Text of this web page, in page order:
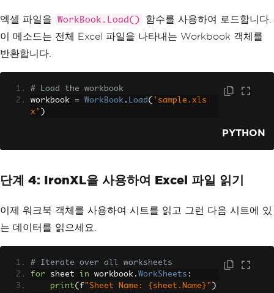
엑셀 파일을 WorkBook.Load()
함수를 사용하여 로드합니다.
이 메소드는 전체 Excel 파일을 나타내는 Workbook 객체를
반환합니다.
# Load the workbook
workbook = WorkBook . Load ( 'sample.xls
x' )
PYTHON
단계 4: IronXL을 사용하여 Excel 파일 읽기
이제 워크북 객체를 사용하여 시트를 읽고 그런 다음 시트에 있
는 데이터를 읽으세요.
# Iterate over all worksheets
for sheet in workbook . WorkSheets :
print( f "Sheet Name: {sheet.Name}" )